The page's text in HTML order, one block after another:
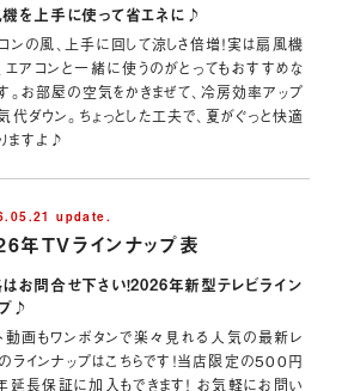
を上手に使って省エネに♪
ンの風、上手に回して涼しさ倍増！実は扇風機
エアコンと一緒に使うのがとってもおすすめな
。お部屋の空気をかきまぜて、冷房効率アップ
代ダウン。ちょっとした工夫で、夏がぐっと快適
ますよ♪
update.
年TVラインナップ表
お問合せ下さい！2026年新型テレビライン
♪
動画もワンボタンで楽々見れる人気の最新レ
ラインナップはこちらです！当店限定の500円
延長保証に加入もできます！ お気軽にお問い